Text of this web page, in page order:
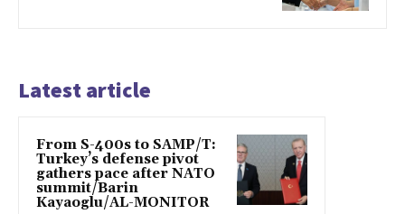
Latest article
From S-400s to SAMP/T:
Turkey’s defense pivot
gathers pace after NATO
summit/Barin
Kayaoglu/AL-MONITOR